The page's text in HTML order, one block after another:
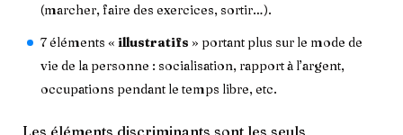
(marcher, faire des exercices, sortir…).
7 éléments « illustratifs » portant plus sur le mode de
vie de la personne : socialisation, rapport à l’argent,
occupations pendant le temps libre, etc.
Les éléments discriminants sont les seuls